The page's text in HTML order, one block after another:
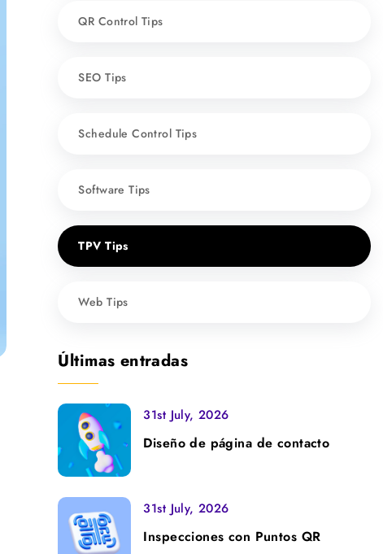
QR Control Tips
SEO Tips
Schedule Control Tips
Software Tips
TPV Tips
Web Tips
Últimas entradas
31st July, 2026
Diseño de página de contacto
31st July, 2026
Inspecciones con Puntos QR